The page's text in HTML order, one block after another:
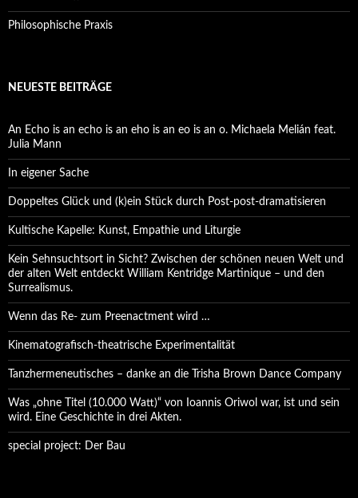
Philosophische Praxis
NEUESTE BEITRÄGE
An Echo is an echo is an eho is an eo is an o. Michaela Melián feat.
Julia Mann
In eigener Sache
Doppeltes Glück und (k)ein Stück durch Post-post-dramatisieren
Kultische Kapelle: Kunst, Empathie und Liturgie
Kein Sehnsuchtsort in Sicht? Zwischen der schönen neuen Welt und
der alten Welt entdeckt William Kentridge Martinique – und den
Surrealismus.
Wenn das Re- zum Preenactment wird …
Kinematografisch-theatrische Experimentalität
Tanzhermeneutisches – danke an die Trisha Brown Dance Company
Was „ohne Titel (10.000 Watt)“ von Ioannis Oriwol war, ist und sein
wird. Eine Geschichte in drei Akten.
special project: Der Bau